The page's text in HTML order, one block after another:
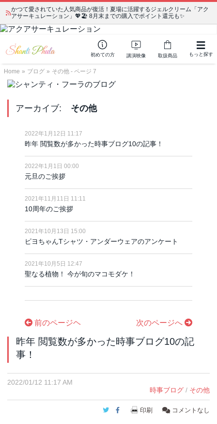
かつて愛されていた人気商品が復活！夏場に活躍するジェルクリーム「アク
アサーキュレーション」💖🏖️ 8月末までの購入でポイント還元も✨
初めての方 講演映像 取扱商品 もっと探す
Home » ブログ » その他 - ページ 7
アーカイブ: その他
2022年1月12日 11:17
昨年 閲覧数が多かった時事ブログ10の記事！
2022年1月1日 00:00
元旦のご挨拶
2021年11月11日 11:11
10周年のご挨拶
2021年10月13日 15:00
ピヨちゃんTシャツ・アンダーウェアのアンケート
2021年10月5日 12:47
聖なる植物！ 今が旬のマコモダケ！
前のページヘ 次のページへ
昨年 閲覧数が多かった時事ブログ10の記
事！
2022/01/12 11:17 AM
時事ブログ / その他
Twitter
Facebook
印刷 コメントなし